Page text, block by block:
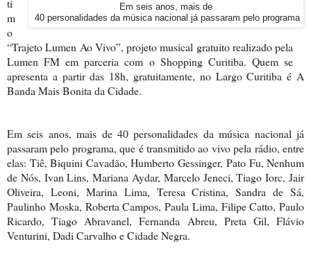
Em seis anos, mais de
40 personalidades da música nacional já passaram pelo programa
m
o
“Trajeto Lumen Ao Vivo”, projeto musical gratuito realizado pela
Lumen FM em parceria com o Shopping Curitiba. Quem se
apresenta a partir das 18h, gratuitamente, no Largo Curitiba é A
Banda Mais Bonita da Cidade.
Em seis anos, mais de 40 personalidades da música nacional já
passaram pelo programa, que é transmitido ao vivo pela rádio, entre
elas: Tiê, Biquini Cavadão, Humberto Gessinger, Pato Fu, Nenhum
de Nós, Ivan Lins, Mariana Aydar, Marcelo Jeneci, Tiago Iorc, Jair
Oliveira, Leoni, Marina Lima, Teresa Cristina, Sandra de Sá,
Paulinho Moska, Roberta Campos, Paula Lima, Filipe Catto, Paulo
Ricardo, Tiago Abravanel, Fernanda Abreu, Preta Gil, Flávio
Venturini, Dadi Carvalho e Cidade Negra.